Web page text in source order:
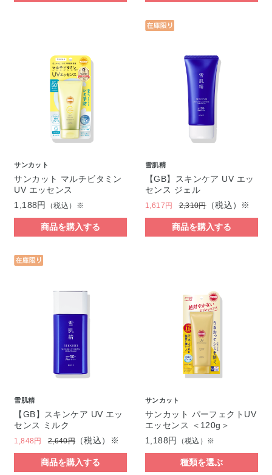
サンカット
サンカット マルチビタミン
UV エッセンス
1,188円
（税込）※
商品を購入する
雪肌精
【GB】スキンケア UV エッ
センス ジェル
1,617円 2,310円（税込）※
商品を購入する
雪肌精
【GB】スキンケア UV エッ
センス ミルク
1,848円 2,640円 （税込）※
商品を購入する
サンカット
サンカット パーフェクトUV
エッセンス ＜120g＞
1,188円
（税込）※
種類を選ぶ